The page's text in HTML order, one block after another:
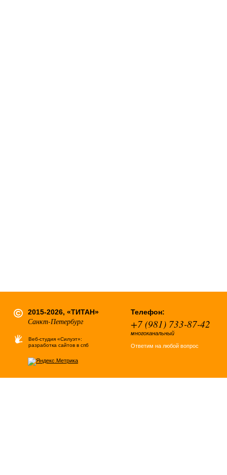
2015-2026, «ТИТАН»
Санкт-Петербург
Веб-студия «Силуэт»:
разработка сайтов в спб
Телефон:
+7 (981) 733-87-42
многоканальный
Ответим на любой вопрос